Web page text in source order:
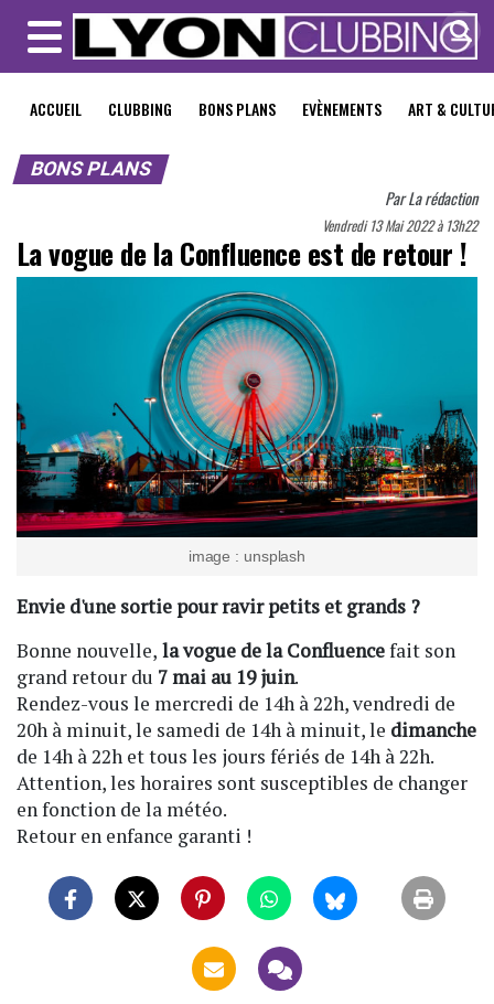
MENU
ACCUEIL CLUBBING BONS PLANS EVÈNEMENTS ART &
BONS PLANS
ParLa rédaction
Vendredi 13 Mai 2022 à 13h22
La vogue de la Confluence est de retour !
image : unsplash
Envie d'une sortie pour ravir petits et grands ?
Bonne nouvelle, la vogue de la Confluencefait son
grand retour du 7 mai au 19 juin.
Rendez-vous le mercredi de 14h à 22h, vendredi de
20h à minuit, le samedi de 14h à minuit, le dimanche
de 14h à 22h et tous les jours fériés de 14h à 22h.
Attention, les horaires sont susceptibles de changer
en fonction de la météo.
Retour en enfance garanti !